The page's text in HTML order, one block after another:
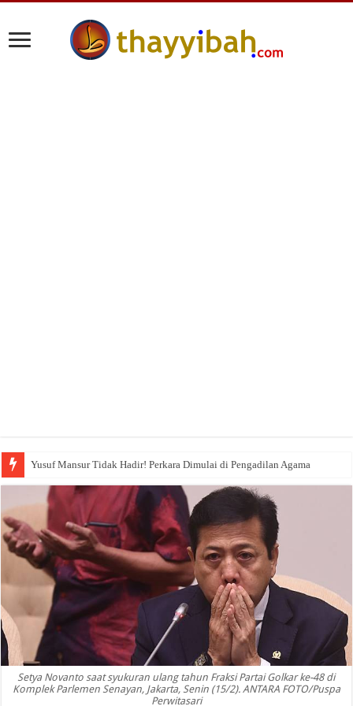
Yusuf Mansur Tidak Hadir! Perkara Dimulai di Pengadilan Agama
Setya Novanto saat syukuran ulang tahun Fraksi Partai Golkar ke-48 di
Komplek Parlemen Senayan, Jakarta, Senin (15/2). ANTARA FOTO/Puspa
Perwitasari